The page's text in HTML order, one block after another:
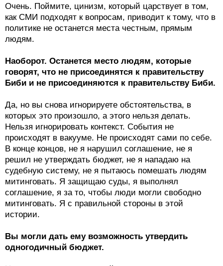
Очень. Поймите, цинизм, который царствует в том,
как СМИ подходят к вопросам, приводит к тому, что в
политике не останется места честным, прямым
людям.
Наоборот. Останется место людям, которые
говорят, что не присоединятся к правительству
Биби и не присоединяются к правительству Биби.
Да, но вы снова игнорируете обстоятельства, в
которых это произошло, а этого нельзя делать.
Нельзя игнорировать контекст. События не
происходят в вакууме. Не происходят сами по себе.
В конце концов, не я нарушил соглашение, не я
решил не утверждать бюджет, не я нападаю на
судебную систему, не я пытаюсь помешать людям
митинговать. Я защищаю суды, я выполнял
соглашение, я за то, чтобы люди могли свободно
митинговать. Я с правильной стороны в этой
истории.
Вы могли дать ему возможность утвердить
одногодичный бюджет.